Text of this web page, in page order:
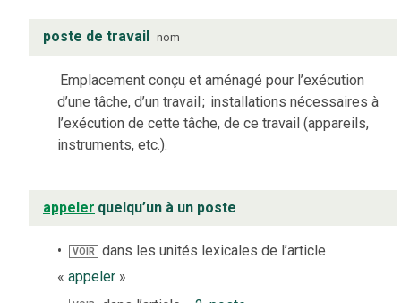
poste de travail nom
Emplacement conçu et aménagé pour l’exécution
d’une tâche, d’un travail; installations nécessaires à
l’exécution de cette tâche, de ce travail (appareils,
instruments, etc.).
appeler quelqu’un à un poste
VOIR
dans les unités lexicales de l’article
« appeler »